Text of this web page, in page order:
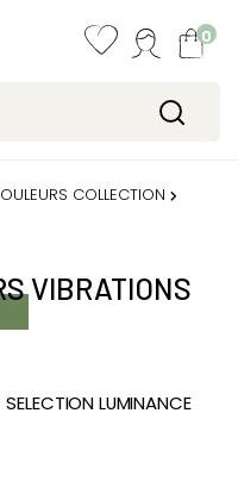
0
COLLECTION
VIBRATIONS
SELECTION LUMINANCE